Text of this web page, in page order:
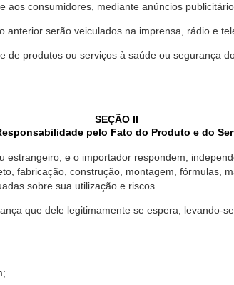
consumidores, mediante anúncios
serão veiculados na imprensa, rádio e
de produtos ou serviços à saúde ou segurança
SEÇÃO II
pelo Fato do Produto e do
estrangeiro, e o importador respondem,
fabricação, construção, montagem, fórmulas,
sobre sua utilização e riscos.
que dele legitimamente se espera, levando-